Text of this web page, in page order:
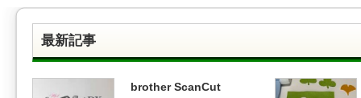
最新記事
brother ScanCut